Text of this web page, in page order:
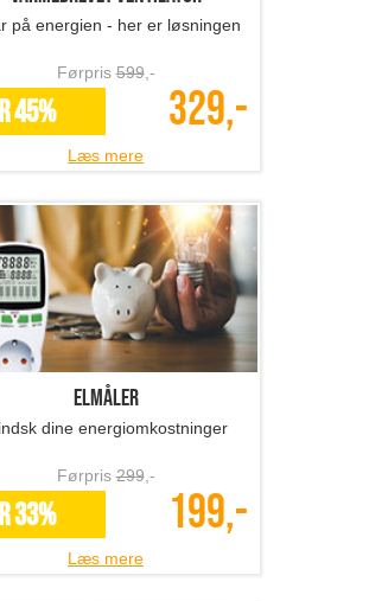
på energien - her er løsningen
Førpris599,-
45% 329,-
Læs mere
Elmåler
dine energiomkostninger
Førpris299,-
33% 199,-
Læs mere